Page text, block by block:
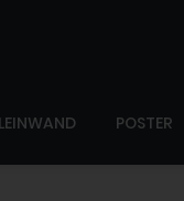
POSTER